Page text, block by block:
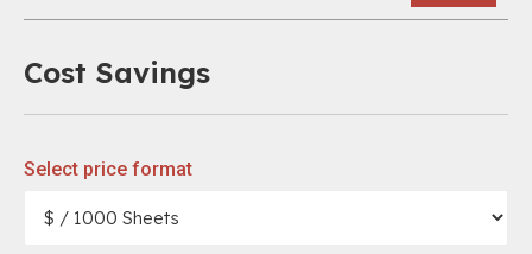
Cost Savings
Select price format